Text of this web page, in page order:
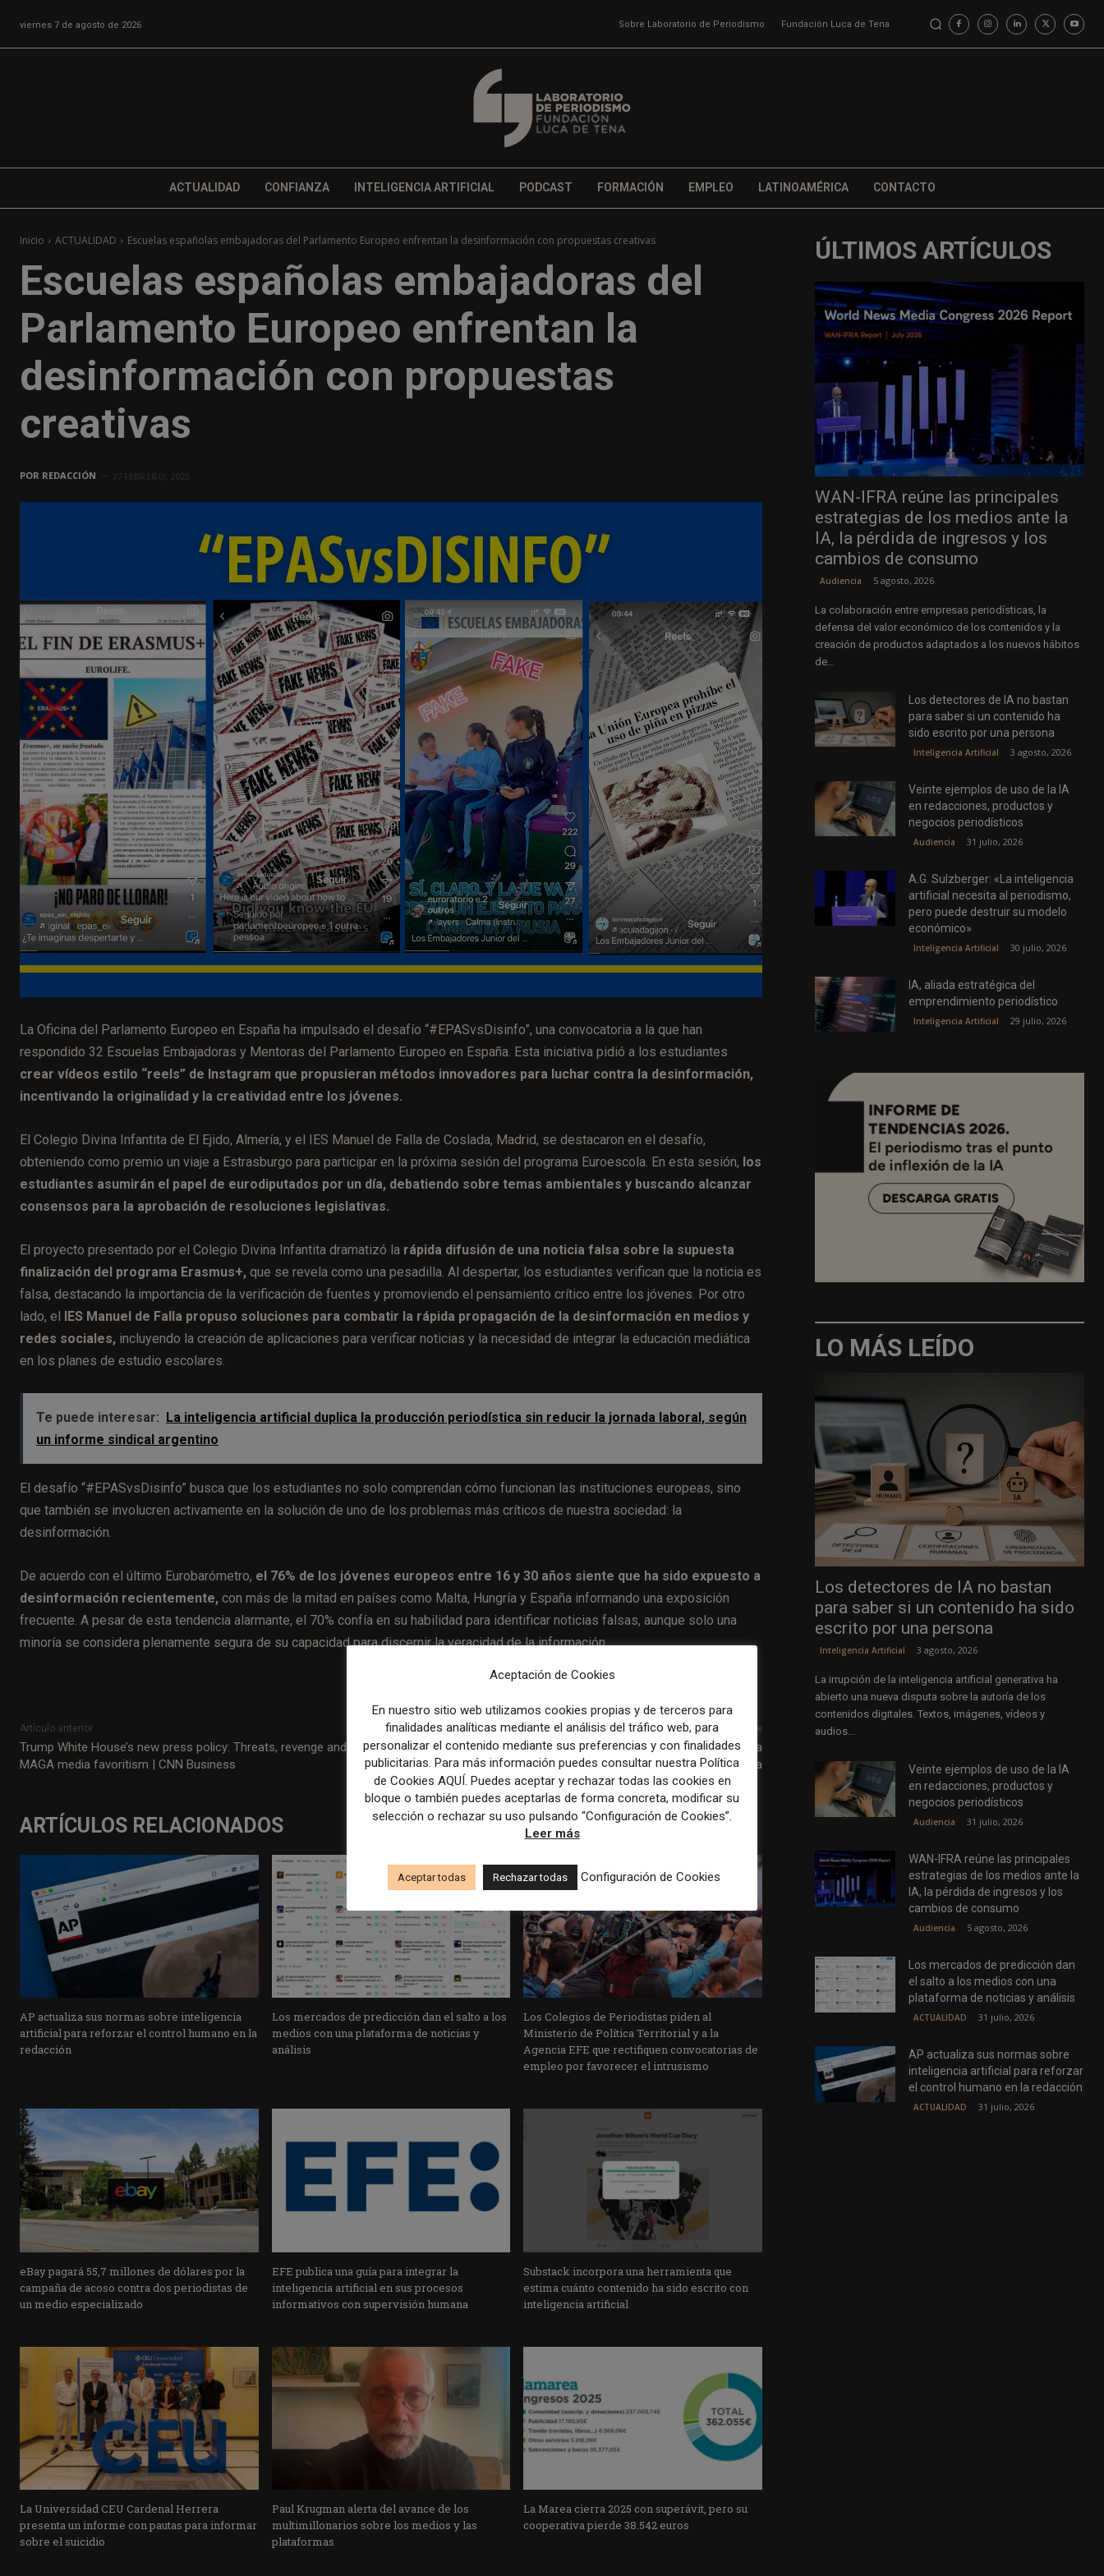
viernes 7 de agosto de 2026 Sobre Laboratorio de Periodismo Fundación Luca de Tena
ACTUALIDAD CONFIANZA INTELIGENCIA ARTIFICIAL PODCAST FORMACIÓN EMPLEO LATINOAMÉRICA CONTACTO
Inicio ACTUALIDAD Escuelas españolas embajadoras del Parlamento Europeo enfrentan la desinformación con propuestas creativas
Escuelas españolas embajadoras del
Parlamento Europeo enfrentan la
desinformación con propuestas
creativas
POR REDACCIÓN
La Oficina del Parlamento Europeo en España ha impulsado el desafío “#EPASvsDisinfo”, una convocatoria a la que han
respondido 32 Escuelas Embajadoras y Mentoras del Parlamento Europeo en España. Esta iniciativa pidió a los estudiantes
crear vídeos estilo “reels” de Instagram que propusieran métodos innovadores para luchar contra la desinformación,
incentivando la originalidad y la creatividad entre los jóvenes.
El Colegio Divina Infantita de El Ejido, Almería, y el IES Manuel de Falla de Coslada, Madrid, se destacaron en el desafío,
obteniendo como premio un viaje a Estrasburgo para participar en la próxima sesión del programa Euroescola. En esta sesión, los
estudiantes asumirán el papel de eurodiputados por un día, debatiendo sobre temas ambientales y buscando alcanzar
consensos para la aprobación de resoluciones legislativas.
El proyecto presentado por el Colegio Divina Infantita dramatizó la rápida difusión de una noticia falsa sobre la supuesta
finalización del programa Erasmus+, que se revela como una pesadilla. Al despertar, los estudiantes verifican que la noticia es
falsa, destacando la importancia de la verificación de fuentes y promoviendo el pensamiento crítico entre los jóvenes. Por otro
lado, el IES Manuel de Falla propuso soluciones para combatir la rápida propagación de la desinformación en medios y
redes sociales, incluyendo la creación de aplicaciones para verificar noticias y la necesidad de integrar la educación mediática
en los planes de estudio escolares.
Te puede interesar: La inteligencia artificial duplica la producción periodística sin reducir la jornada laboral, según
un informe sindical argentino
El desafío “#EPASvsDisinfo” busca que los estudiantes no solo comprendan cómo funcionan las instituciones europeas, sino
que también se involucren activamente en la solución de uno de los problemas más críticos de nuestra sociedad: la
desinformación.
De acuerdo con el último Eurobarómetro, el 76% de los jóvenes europeos entre 16 y 30 años siente que ha sido expuesto a
desinformación recientemente, con más de la mitad en países como Malta, Hungría y España informando una exposición
frecuente. A pesar de esta tendencia alarmante, el 70% confía en su habilidad para identificar noticias falsas, aunque solo una
minoría se considera plenamente segura de su capacidad para discernir la veracidad de la información.
Artículo anterior
Trump White House’s new press policy: Threats, revenge and
MAGA media favoritism | CNN Business
Artículo siguiente
Diez pasos para aplicar un enfoque editorial centrado en la
audiencia
ARTÍCULOS RELACIONADOS
AP actualiza sus normas sobre inteligencia
artificial para reforzar el control humano en la
redacción
Los mercados de predicción dan el salto a los
medios con una plataforma de noticias y
análisis
Los Colegios de Periodistas piden al
Ministerio de Política Territorial y a la
Agencia EFE que rectifiquen convocatorias de
empleo por favorecer el intrusismo
eBay pagará 55,7 millones de dólares por la
campaña de acoso contra dos periodistas de
un medio especializado
EFE publica una guía para integrar la
inteligencia artificial en sus procesos
informativos con supervisión humana
Substack incorpora una herramienta que
estima cuánto contenido ha sido escrito con
inteligencia artificial
La Universidad CEU Cardenal Herrera
presenta un informe con pautas para informar
sobre el suicidio
Paul Krugman alerta del avance de los
multimillonarios sobre los medios y las
plataformas
La Marea cierra 2025 con superávit, pero su
cooperativa pierde 38.542 euros
ÚLTIMOS ARTÍCULOS
WAN-IFRA reúne las principales
estrategias de los medios ante la
IA, la pérdida de ingresos y los
cambios de consumo
Audiencia 5 agosto, 2026
La colaboración entre empresas periodísticas, la
defensa del valor económico de los contenidos y la
creación de productos adaptados a los nuevos hábitos
de...
Los detectores de IA no bastan
para saber si un contenido ha
sido escrito por una persona
Inteligencia Artificial 3 agosto, 2026
Veinte ejemplos de uso de la IA
en redacciones, productos y
negocios periodísticos
Audiencia 31 julio, 2026
A.G. Sulzberger: «La inteligencia
artificial necesita al periodismo,
pero puede destruir su modelo
económico»
Inteligencia Artificial 30 julio, 2026
IA, aliada estratégica del
emprendimiento periodístico
Inteligencia Artificial 29 julio, 2026
LO MÁS LEÍDO
Los detectores de IA no bastan
para saber si un contenido ha sido
escrito por una persona
Inteligencia Artificial 3 agosto, 2026
La irrupción de la inteligencia artificial generativa ha
abierto una nueva disputa sobre la autoría de los
contenidos digitales. Textos, imágenes, vídeos y
audios...
Veinte ejemplos de uso de la IA
en redacciones, productos y
negocios periodísticos
Audiencia 31 julio, 2026
WAN-IFRA reúne las principales
estrategias de los medios ante la
IA, la pérdida de ingresos y los
cambios de consumo
Audiencia 5 agosto, 2026
Los mercados de predicción dan
el salto a los medios con una
plataforma de noticias y análisis
ACTUALIDAD 31 julio, 2026
AP actualiza sus normas sobre
inteligencia artificial para reforzar
el control humano en la redacción
ACTUALIDAD 31 julio, 2026
Aceptación de Cookies
En nuestro sitio web utilizamos cookies propias y de terceros para
finalidades analíticas mediante el análisis del tráfico web, para
personalizar el contenido mediante sus preferencias y con finalidades
publicitarias. Para más información puedes consultar nuestra Política
de Cookies AQUÍ. Puedes aceptar y rechazar todas las cookies en
bloque o también puedes aceptarlas de forma concreta, modificar su
selección o rechazar su uso pulsando “Configuración de Cookies”.
Leer más
Aceptar todas Rechazar todas Configuración de Cookies